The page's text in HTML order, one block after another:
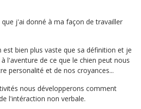
j'ai donné à ma façon de travailler
est bien plus vaste que sa définition et je
l'aventure de ce que le chien peut nous
personalité et de nos croyances...
nous développerons comment
l'intéraction non verbale.